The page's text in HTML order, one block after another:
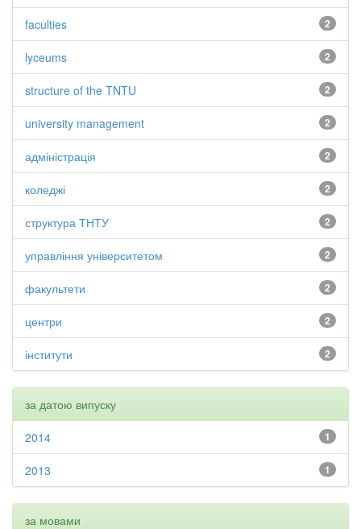
2
faculties
2
lyceums
2
structure of the TNTU
2
university management
2
адміністрація
2
коледжі
2
структура ТНТУ
2
управління університетом
2
факультети
2
центри
2
інститути
за датою випуску
1
2014
1
2013
за мовами